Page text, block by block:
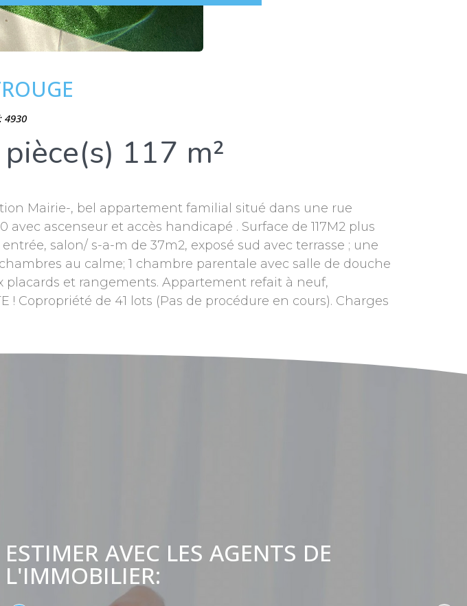
4930
117 m²
Mairie-, bel appartement familial situé dans une rue
ascenseur et accès handicapé . Surface de 117M2 plus
salon/ s-a-m de 37m2, exposé sud avec terrasse ; une
au calme; 1 chambre parentale avec salle de douche
placards et rangements. Appartement refait à neuf,
! Copropriété de 41 lots (Pas de procédure en cours). Charges
ESTIMER AVEC LES AGENTS DE
L'IMMOBILIER: